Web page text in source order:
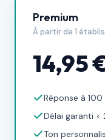
Premium
À partir de 1
14,95
Réponse à 100
Délai garanti <
Ton